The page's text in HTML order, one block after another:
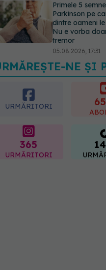
Primele 5
Parkinson pe
dintre oameni
Nu e vorba
tremor
05.08.2026, 17:31
Gabriela
pentru respect
acceptare:
fiecăruia spune
05.08.2026, 21:23
NE ȘI
URMĂRITORI
365
URMĂRITORI